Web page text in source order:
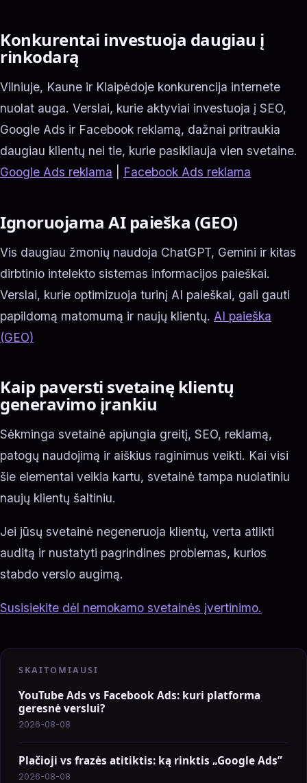
Konkurentai investuoja daugiau į
rinkodarą
Vilniuje, Kaune ir Klaipėdoje konkurencija internete
nuolat auga. Verslai, kurie aktyviai investuoja į SEO,
Google Ads ir Facebook reklamą, dažnai pritraukia
daugiau klientų nei tie, kurie pasikliauja vien svetaine.
Google Ads reklama
Facebook Ads reklama
Ignoruojama AI paieška (GEO)
Vis daugiau žmonių naudoja ChatGPT, Gemini ir kitas
dirbtinio intelekto sistemas informacijos paieškai.
Verslai, kurie optimizuoja turinį AI paieškai, gali gauti
papildomą matomumą ir naujų klientų. AI paieška
(GEO)
Kaip paversti svetainę klientų
generavimo įrankiu
Sėkminga svetainė apjungia greitį, SEO, reklamą,
patogų naudojimą ir aiškius raginimus veikti. Kai visi
šie elementai veikia kartu, svetainė tampa nuolatiniu
naujų klientų šaltiniu.
Jei jūsų svetainė negeneruoja klientų, verta atlikti
auditą ir nustatyti pagrindines problemas, kurios
stabdo verslo augimą.
Susisiekite dėl nemokamo svetainės įvertinimo.
SKAITOMIAUSI
YouTube Ads vs Facebook Ads: kuri platforma
geresnė verslui?
2026-08-08
Plačioji vs frazės atitiktis: ką rinktis „Google Ads”
2026-08-08